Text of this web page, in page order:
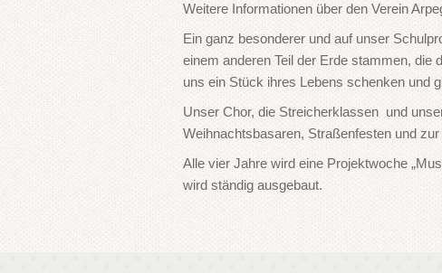
Weitere Informationen über den Verein
Ein ganz besonderer und auf unser
einem anderen Teil der Erde stammen, die
uns ein Stück ihres Lebens schenken und
Unser Chor, die Streicherklassen und
Weihnachtsbasaren, Straßenfesten und
Alle vier Jahre wird eine Projektwoche
wird ständig ausgebaut.